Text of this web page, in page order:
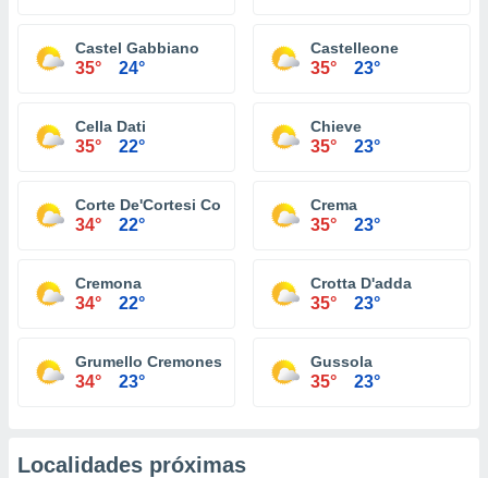
Castel Gabbiano
35° 24°
Castelleone
35° 23°
Cella Dati
35° 22°
Chieve
35° 23°
Corte De'Cortesi Con Cignone
34° 22°
Crema
35° 23°
Cremona
34° 22°
Crotta D'adda
35° 23°
Grumello Cremonese Ed Uniti
34° 23°
Gussola
35° 23°
Localidades próximas